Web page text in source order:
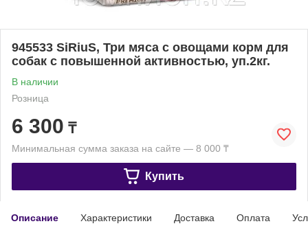
945533 SiRiuS, Три мяса с овощами корм для
собак с повышенной активностью, уп.2кг.
В наличии
Розница
6 300 ₸
Минимальная сумма заказа на сайте — 8 000 ₸
Купить
Описание Характеристики Доставка Оплата